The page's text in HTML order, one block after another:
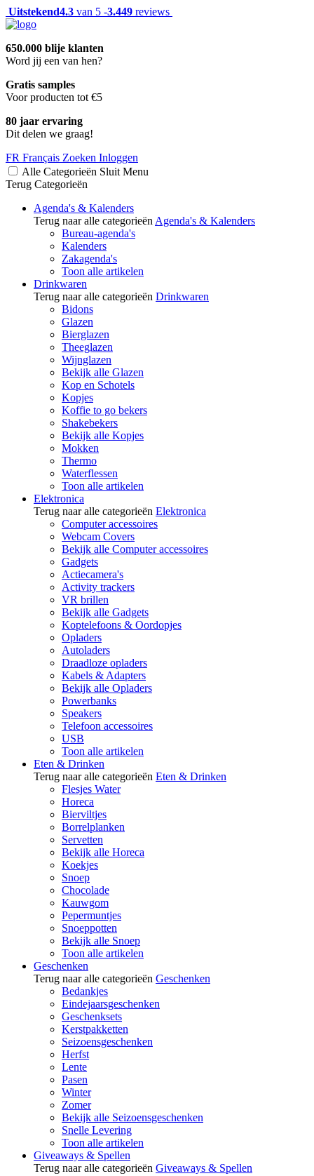
Uitstekend4.3 van 5 -3.449 reviews
650.000 blije klanten
Word jij een van hen?
Gratis samples
Voor producten tot €5
80 jaar ervaring
Dit delen we graag!
FR Français Zoeken Inloggen
Alle Categorieën Sluit Menu
Terug Categorieën
Agenda's & Kalenders
Terug naar alle categorieën Agenda's & Kalenders
Bureau-agenda's
Kalenders
Zakagenda's
Toon alle artikelen
Drinkwaren
Terug naar alle categorieën Drinkwaren
Bidons
Glazen
Bierglazen
Theeglazen
Wijnglazen
Bekijk alle Glazen
Kop en Schotels
Kopjes
Koffie to go bekers
Shakebekers
Bekijk alle Kopjes
Mokken
Thermo
Waterflessen
Toon alle artikelen
Elektronica
Terug naar alle categorieën Elektronica
Computer accessoires
Webcam Covers
Bekijk alle Computer accessoires
Gadgets
Actiecamera's
Activity trackers
VR brillen
Bekijk alle Gadgets
Koptelefoons & Oordopjes
Opladers
Autoladers
Draadloze opladers
Kabels & Adapters
Bekijk alle Opladers
Powerbanks
Speakers
Telefoon accessoires
USB
Toon alle artikelen
Eten & Drinken
Terug naar alle categorieën Eten & Drinken
Flesjes Water
Horeca
Bierviltjes
Borrelplanken
Servetten
Bekijk alle Horeca
Koekjes
Snoep
Chocolade
Kauwgom
Pepermuntjes
Snoeppotten
Bekijk alle Snoep
Toon alle artikelen
Geschenken
Terug naar alle categorieën Geschenken
Bedankjes
Eindejaarsgeschenken
Geschenksets
Kerstpakketten
Seizoensgeschenken
Herfst
Lente
Pasen
Winter
Zomer
Bekijk alle Seizoensgeschenken
Snelle Levering
Toon alle artikelen
Giveaways & Spellen
Terug naar alle categorieën Giveaways & Spellen